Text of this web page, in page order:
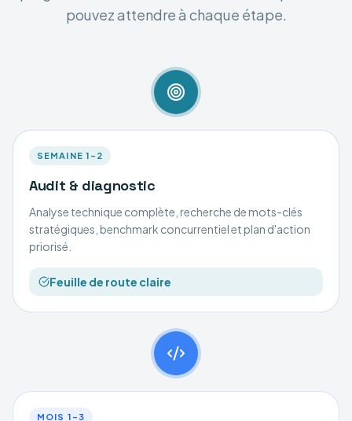
pouvez attendre à chaque étape.
SEMAINE 1–2
Audit & diagnostic
Analyse technique complète, recherche de mots-clés
stratégiques, benchmark concurrentiel et plan d'action
priorisé.
Feuille de route claire
MOIS 1–3